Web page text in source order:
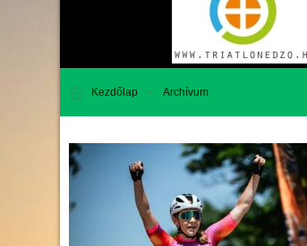
Kezdőlap Archívum